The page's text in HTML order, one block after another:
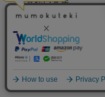
お支払い方法
下記お支払い方法よりお
・クレジットカード（
EXPRESS,Diners Club）
・楽天ペイ
・PayPay
配送・送料について
配達業者：日本郵便
ゆうパック：800円
北海道：1,400円
注文内容の変更・キャ
ご注文日当日から翌日